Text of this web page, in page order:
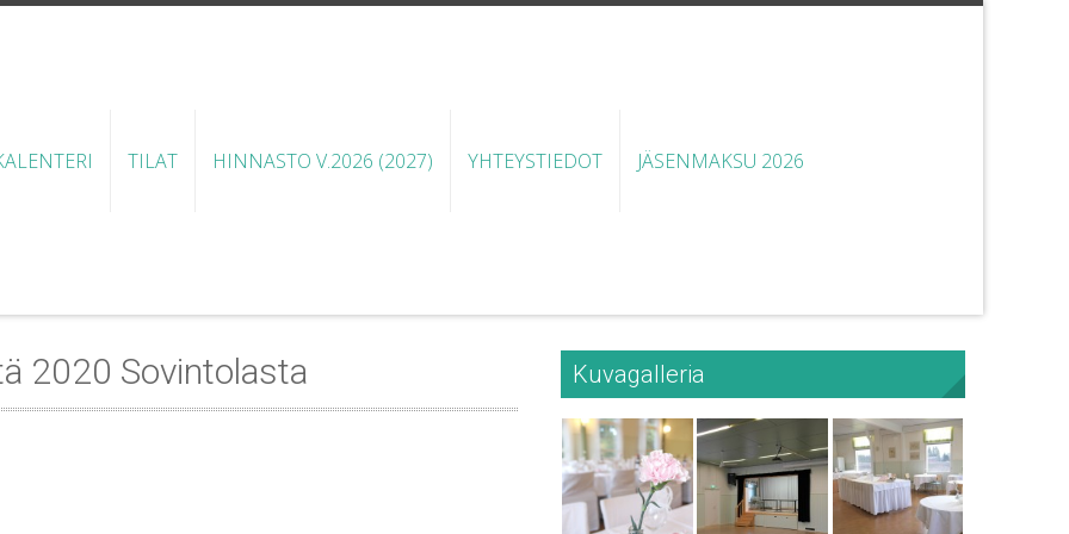
TILAT HINNASTO V.2026 (2027) YHTEYSTIEDOT JÄSENMAKSU 2026
2020 Sovintolasta Kuvagalleria